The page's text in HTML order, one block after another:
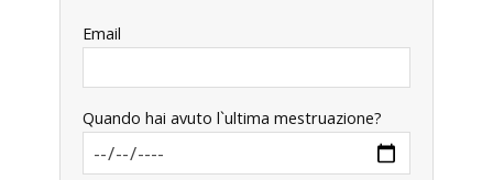
Email
Quando hai avuto l`ultima mestruazione?